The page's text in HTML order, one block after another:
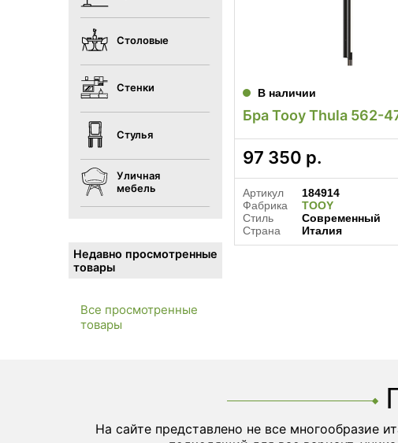
Столовые
Стенки
Стулья
Уличная
мебель
Недавно просмотренные
товары
Все просмотренные
товары
В наличии
Бра Tooy Thula 562-
97 350 р.
Артикул
184914
Фабрика
TOOY
Стиль
Современный
Страна
Италия
На сайте представлено не все многообразие